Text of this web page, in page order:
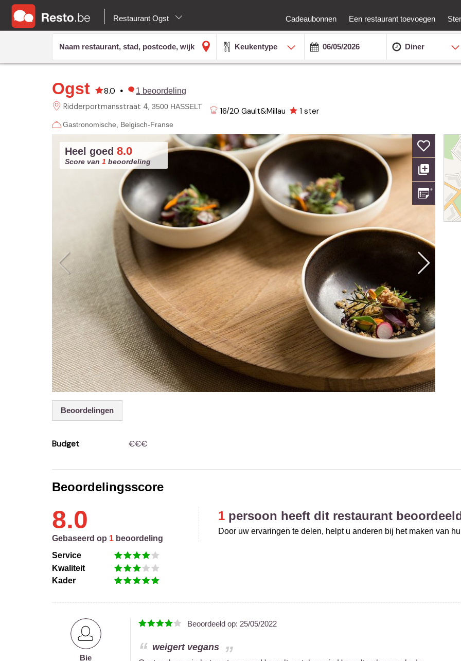
Restaurant Ogst Cadeaubonnen Een restaurant toevoegen
Keukentype Diner
Ogst 8.0 • 1 beoordeling
Ridderportmansstraat 4 3500 HASSELT 16/20 Gault&Millau 1 ster
Gastronomische Belgisch-Franse
Heel goed 8.0
Score van 1 beoordeling
Beoordelingen
Budget €€€
Beoordelingsscore
8.0
Gebaseerd op 1 beoordeling
Service
Kwaliteit
Kader
1 persoon heeft dit restaurant
Door uw ervaringen te delen, helpt u anderen bij het maken van
Bie
Beoordeeld op: 25/05/2022
weigert vegans